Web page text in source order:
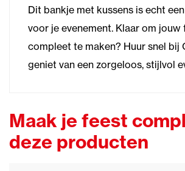
Dit bankje met kussens is echt
voor je evenement. Klaar om jouw
compleet te maken? Huur snel bij
geniet van een zorgeloos, stijlvol
Maak je feest
deze producten